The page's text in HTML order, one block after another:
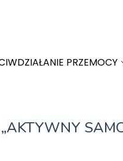
PRZEMOCY